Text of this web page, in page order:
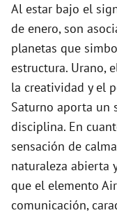
Al estar bajo el
de enero, son
planetas que
estructura. Urano,
la creatividad y el
Saturno aporta un
disciplina. En
sensación de
naturaleza abierta
que el elemento
comunicación,